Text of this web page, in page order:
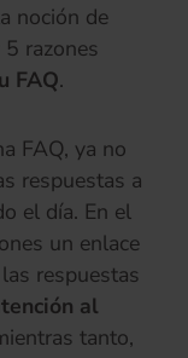
noción de
razones
FAQ.
FAQ, ya no
respuestas a
el día. En el
un enlace
respuestas
al
tanto,